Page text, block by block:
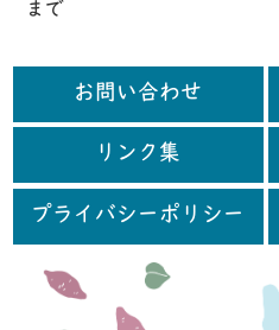
まで
お問い合わせ
リンク集
プライバシーポリシー